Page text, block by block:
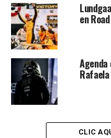
en
Agenda
Rafaela
CLIC